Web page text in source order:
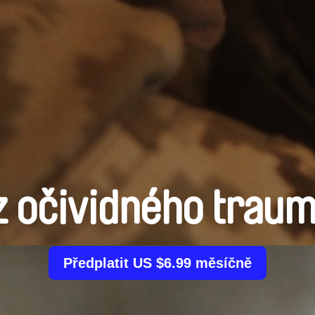
očividného
Předplatit US $6.99 měsíčně